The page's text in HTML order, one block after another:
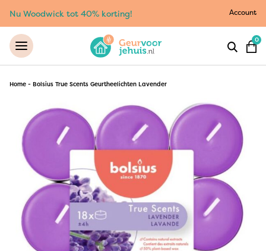
Nu Woodwick tot 40% korting! Account
0
Home - Bolsius True Scents Geurtheelichten Lavender